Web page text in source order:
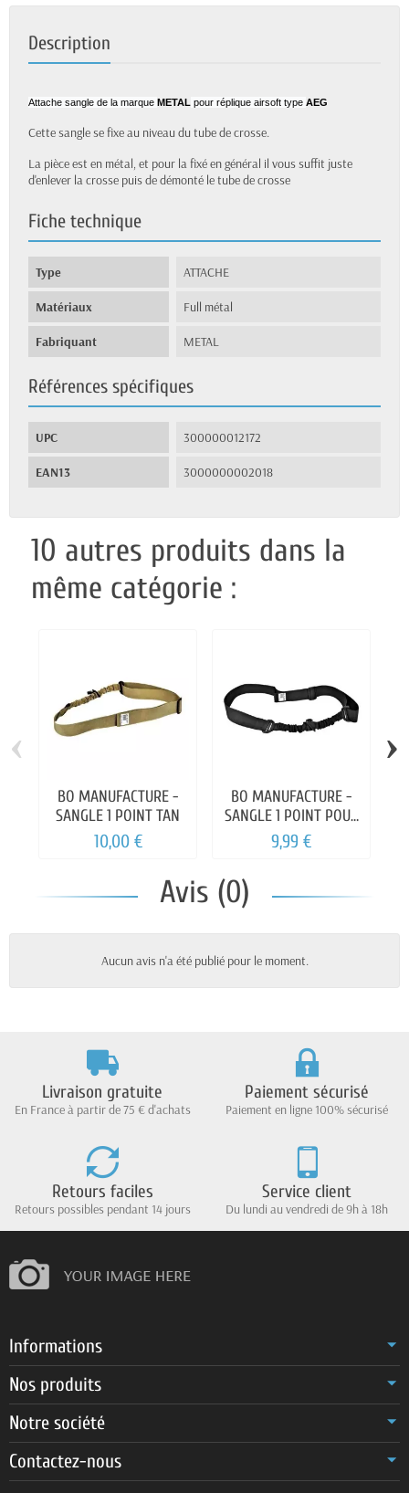
Description
Attache sangle de la marque METAL pour réplique airsoft type AEG
Cette sangle se fixe au niveau du tube de crosse.
La pièce est en métal, et pour la fixé en général il vous suffit juste
d'enlever la crosse puis de démonté le tube de crosse
Fiche technique
Type ATTACHE
Matériaux Full métal
Fabriquant METAL
Références spécifiques
UPC 300000012172
EAN13 3000000002018
10 autres produits dans la
même catégorie :
BO MANUFACTURE -
SANGLE 1 POINT TAN
10,00 €
BO MANUFACTURE -
SANGLE 1 POINT POUR
REPLIQUE AIRSOFT
9,99 €
‹ ›
Avis (0)
Aucun avis n'a été publié pour le moment.
Livraison gratuite
En France à partir de 75 € d'achats
Paiement sécurisé
Paiement en ligne 100% sécurisé
Retours faciles
Retours possibles pendant 14 jours
Service client
Du lundi au vendredi de 9h à 18h
Informations
Nos produits
Notre société
Contactez-nous